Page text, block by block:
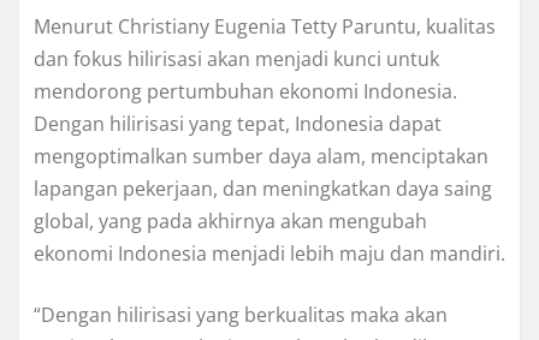
Menurut Christiany Eugenia Tetty Paruntu, kualitas
dan fokus hilirisasi akan menjadi kunci untuk
mendorong pertumbuhan ekonomi Indonesia.
Dengan hilirisasi yang tepat, Indonesia dapat
mengoptimalkan sumber daya alam, menciptakan
lapangan pekerjaan, dan meningkatkan daya saing
global, yang pada akhirnya akan mengubah
ekonomi Indonesia menjadi lebih maju dan mandiri.
“Dengan hilirisasi yang berkualitas maka akan